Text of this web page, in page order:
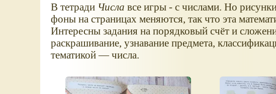
В тетради Числа все игры - с числами. Но
фоны на страницах меняются, так что эта
Интересны задания на порядковый счёт и
раскрашивание, узнавание предмета,
тематикой — числа.